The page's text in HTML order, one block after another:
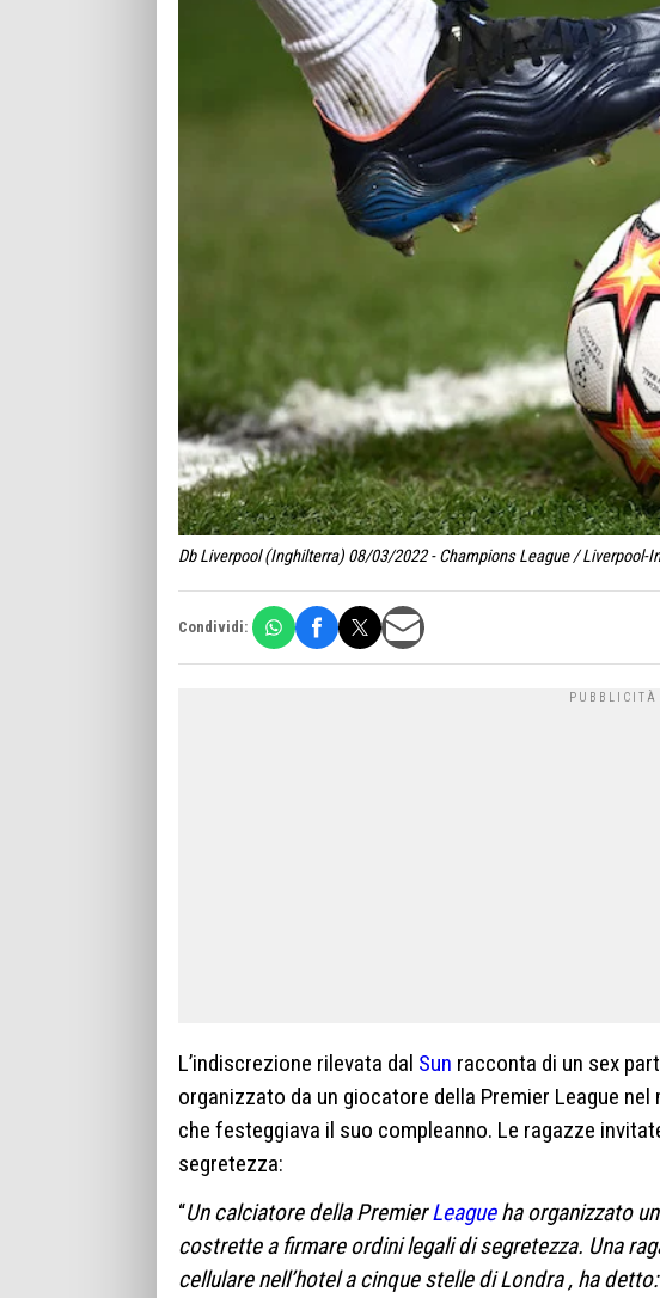
Db Liverpool (Inghilterra) 08/03/2022 - Champions League /
Condividi:
L’indiscrezione rilevata dal Sun racconta di un sex
organizzato da un giocatore della Premier League
che festeggiava il suo compleanno. Le ragazze
segretezza:
“Un calciatore della PremierLeagueha organizzato
costrette a firmare ordini legali di segretezza. Una
cellulare nell’hotel a cinque stelle di Londra , ha